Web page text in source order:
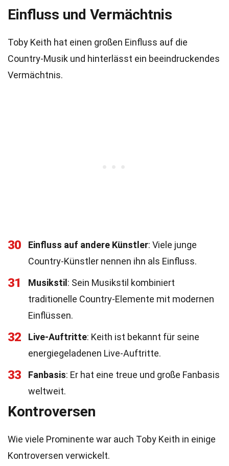
Einfluss und Vermächtnis
Toby Keith hat einen großen Einfluss auf die
Country-Musik und hinterlässt ein beeindruckendes
Vermächtnis.
30 Einfluss auf andere Künstler: Viele junge
Country-Künstler nennen ihn als Einfluss.
31 Musikstil : Sein Musikstil kombiniert
traditionelle Country-Elemente mit modernen
Einflüssen.
32 Live-Auftritte: Keith ist bekannt für seine
energiegeladenen Live-Auftritte.
33 Fanbasis: Er hat eine treue und große Fanbasis
weltweit.
Kontroversen
Wie viele Prominente war auch Toby Keith in einige
Kontroversen verwickelt.